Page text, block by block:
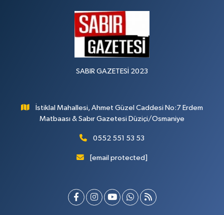
SABIR GAZETESİ 2023
İstiklal Mahallesi, Ahmet Güzel Caddesi No:7 Erdem
Matbaası & Sabır Gazetesi Düziçi/Osmaniye
0552 551 53 53
[email protected]